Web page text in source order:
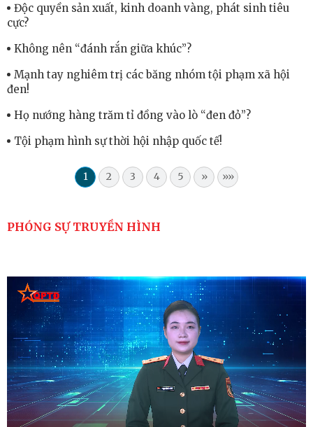
Độc quyền sản xuất, kinh doanh vàng, phát sinh tiêu
cực?
Không nên “đánh rắn giữa khúc”?
Mạnh tay nghiêm trị các băng nhóm tội phạm xã hội
đen!
Họ nướng hàng trăm tỉ đồng vào lò “đen đỏ”?
Tội phạm hình sự thời hội nhập quốc tế!
1 2 3 4 5 » »»
PHÓNG SỰ TRUYỀN HÌNH